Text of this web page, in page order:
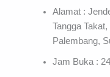
Alamat :
Tangga
Palembang,
Jam Buka :